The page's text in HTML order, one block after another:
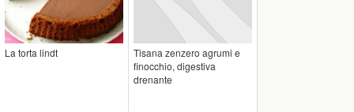
La torta lindt
Tisana zenzero agrumi e
finocchio, digestiva
drenante